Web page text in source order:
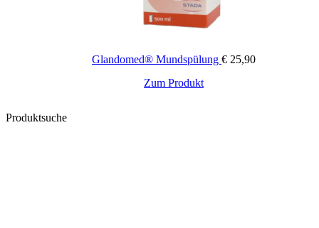
Glandomed® Mundspülung € 25,90
Zum Produkt
Produktsuche